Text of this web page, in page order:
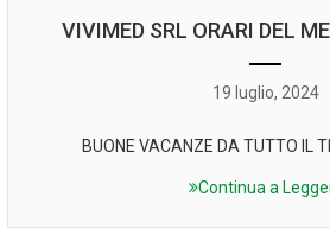
VIVIMED SRL ORARI DEL
19 luglio, 2024
BUONE VACANZE DA TUTTO IL
Continua a